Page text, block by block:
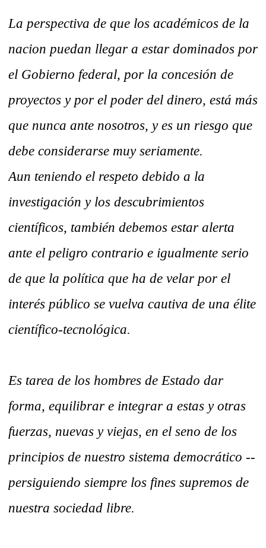
La perspectiva de que los académicos de la
nacion puedan llegar a estar dominados por
el Gobierno federal, por la concesión de
proyectos y por el poder del dinero, está más
que nunca ante nosotros, y es un riesgo que
debe considerarse muy seriamente.
Aun teniendo el respeto debido a la
investigación y los descubrimientos
científicos, también debemos estar alerta
ante el peligro contrario e igualmente serio
de que la política que ha de velar por el
interés público se vuelva cautiva de una élite
científico-tecnológica.
Es tarea de los hombres de Estado dar
forma, equilibrar e integrar a estas y otras
fuerzas, nuevas y viejas, en el seno de los
principios de nuestro sistema democrático --
persiguiendo siempre los fines supremos de
nuestra sociedad libre.